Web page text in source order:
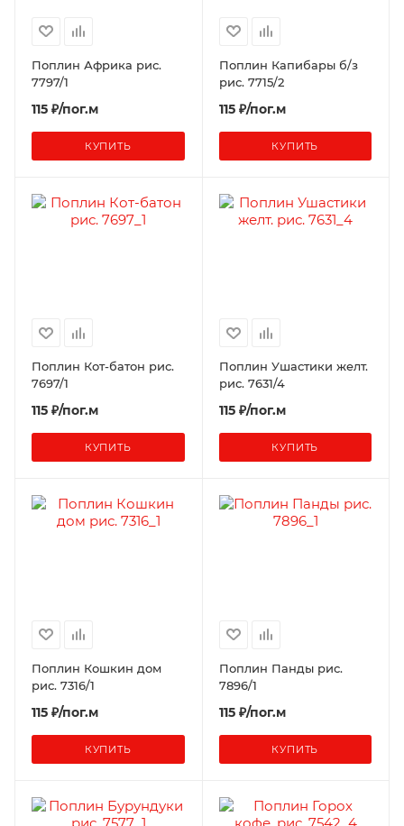
Поплин Африка рис.
7797/1
115 ₽/пог.м
КУПИТЬ
Поплин Капибары б/з
рис. 7715/2
115 ₽/пог.м
КУПИТЬ
Поплин Кот-батон рис.
7697/1
115 ₽/пог.м
КУПИТЬ
Поплин Ушастики желт.
рис. 7631/4
115 ₽/пог.м
КУПИТЬ
Поплин Кошкин дом
рис. 7316/1
115 ₽/пог.м
КУПИТЬ
Поплин Панды рис.
7896/1
115 ₽/пог.м
КУПИТЬ